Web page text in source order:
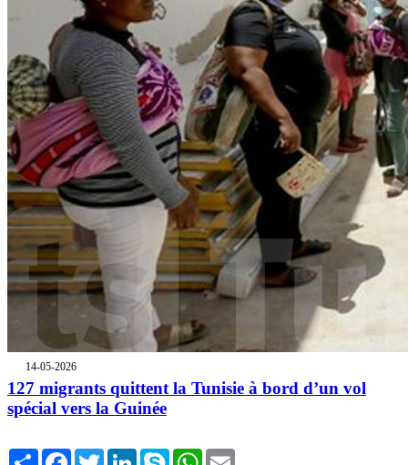
14-05-2026
127 migrants quittent la Tunisie à bord d’un vol
spécial vers la Guinée
Share FacebookTwitterLinkedInSkype WhatsApp